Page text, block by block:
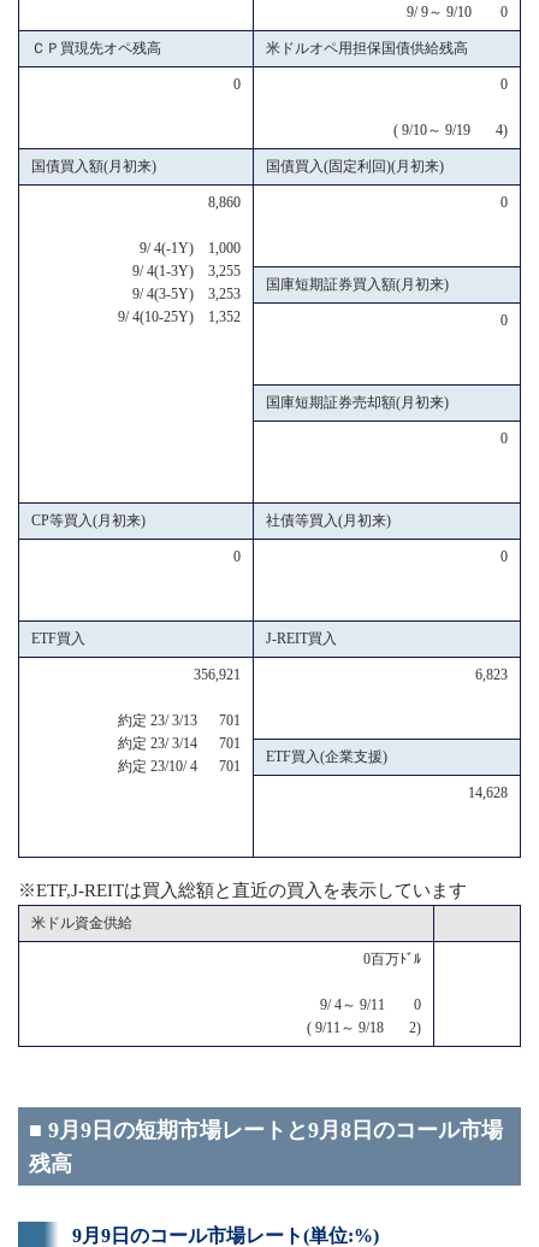
9/ 9～ 9/10 0
ＣＰ買現先オペ残高 米ドルオペ用担保国債供給残高
0 0
( 9/10～ 9/19 4)
国債買入額(月初来) 国債買入(固定利回)(月初来)
8,860
9/ 4(-1Y) 1,000
9/ 4(1-3Y) 3,255
9/ 4(3-5Y) 3,253
9/ 4(10-25Y) 1,352
0
国庫短期証券買入額(月初来)
0
国庫短期証券売却額(月初来)
0
CP等買入(月初来) 社債等買入(月初来)
0 0
ETF買入 J-REIT買入
356,921
約定 23/ 3/13 701
約定 23/ 3/14 701
約定 23/10/ 4 701
6,823
ETF買入(企業支援)
14,628
※ETF,J-REITは買入総額と直近の買入を表示しています
米ドル資金供給
0百万ﾄﾞﾙ
9/ 4～ 9/11 0
( 9/11～ 9/18 2)
■ 9月9日の短期市場レートと9月8日のコール市場
残高
9月9日のコール市場レート(単位:%)